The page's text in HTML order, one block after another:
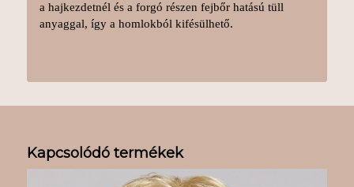
a hajkezdetnél és a forgó részen fejbőr hatású tüll
anyaggal, így a homlokból kifésülhető.
Kapcsolódó termékek